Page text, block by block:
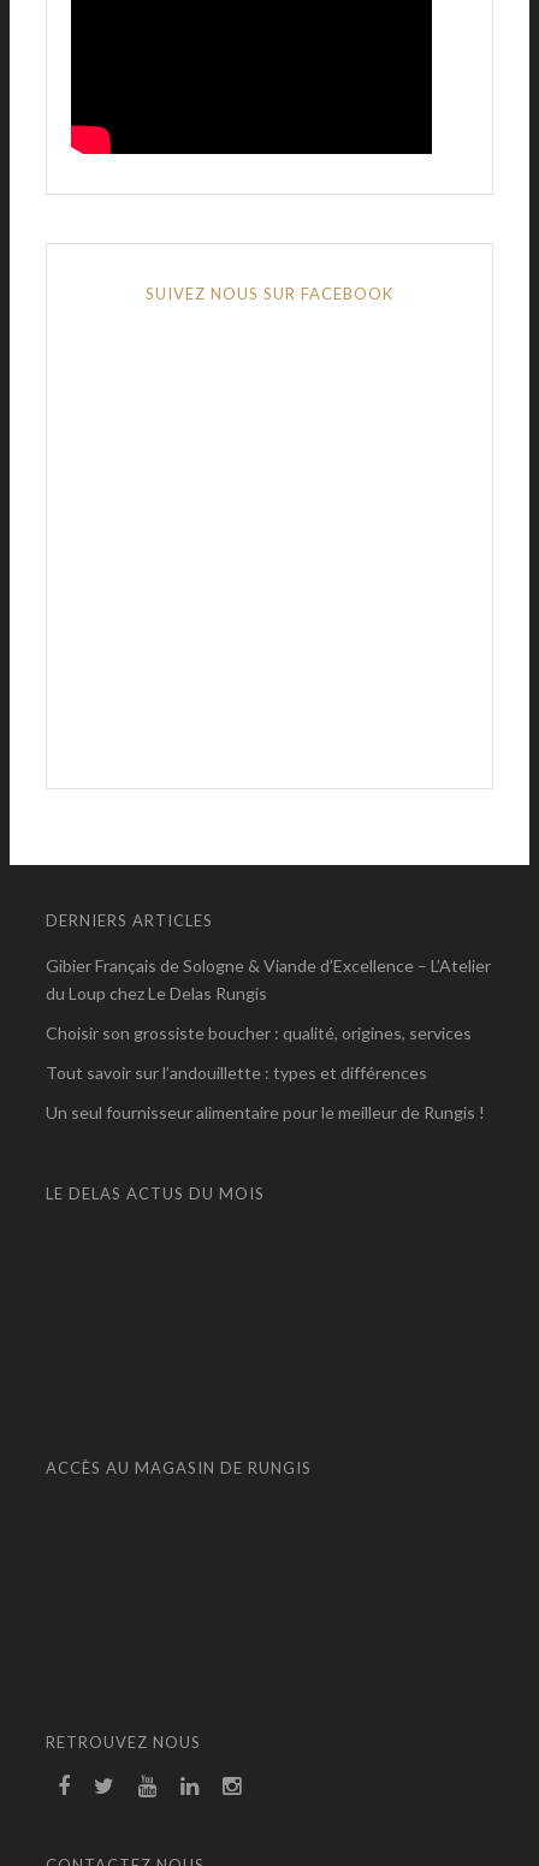
SUIVEZ NOUS SUR FACEBOOK
DERNIERS ARTICLES
Gibier Français de Sologne & Viande d’Excellence – L’Atelier
du Loup chez Le Delas Rungis
Choisir son grossiste boucher : qualité, origines, services
Tout savoir sur l’andouillette : types et différences
Un seul fournisseur alimentaire pour le meilleur de Rungis !
LE DELAS ACTUS DU MOIS
ACCÈS AU MAGASIN DE RUNGIS
RETROUVEZ NOUS